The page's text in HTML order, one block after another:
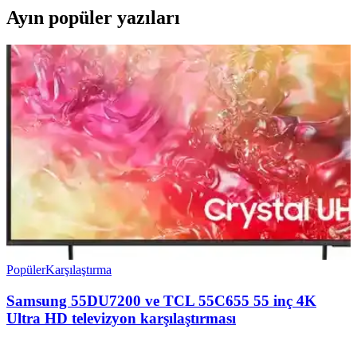
Ayın popüler yazıları
PopülerKarşılaştırma
Samsung 55DU7200 ve TCL 55C655 55 inç 4K
Ultra HD televizyon karşılaştırması